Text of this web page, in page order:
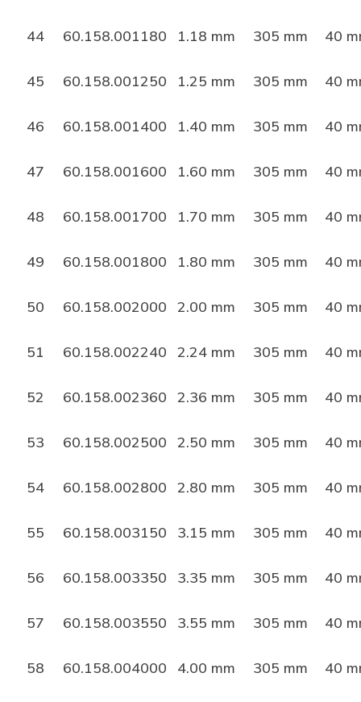
44 60.158.001180 1.18 mm 305 mm 40
45 60.158.001250 1.25 mm 305 mm 40
46 60.158.001400 1.40 mm 305 mm 40
47 60.158.001600 1.60 mm 305 mm 40
48 60.158.001700 1.70 mm 305 mm 40
49 60.158.001800 1.80 mm 305 mm 40
50 60.158.002000 2.00 mm 305 mm 40
51 60.158.002240 2.24 mm 305 mm 40
52 60.158.002360 2.36 mm 305 mm 40
53 60.158.002500 2.50 mm 305 mm 40
54 60.158.002800 2.80 mm 305 mm 40
55 60.158.003150 3.15 mm 305 mm 40
56 60.158.003350 3.35 mm 305 mm 40
57 60.158.003550 3.55 mm 305 mm 40
58 60.158.004000 4.00 mm 305 mm 40